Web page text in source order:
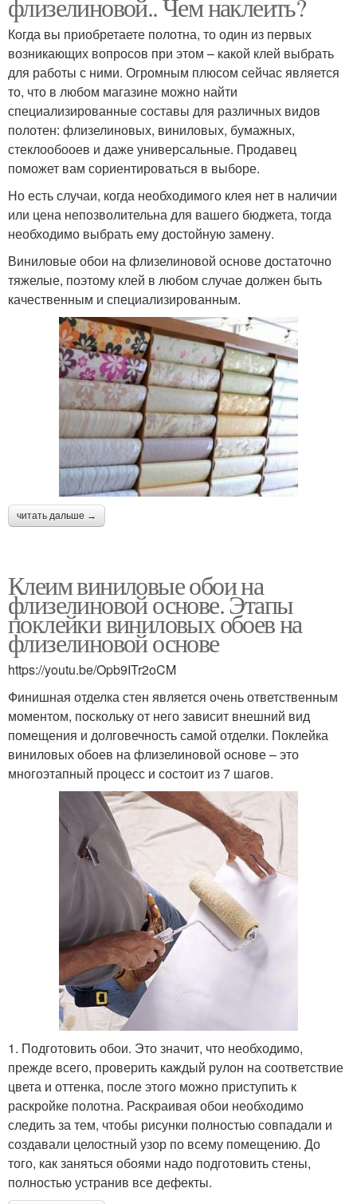
флизелиновой.. Чем наклеить?
Когда вы приобретаете полотна, то один из первых
возникающих вопросов при этом – какой клей выбрать
для работы с ними. Огромным плюсом сейчас является
то, что в любом магазине можно найти
специализированные составы для различных видов
полотен: флизелиновых, виниловых, бумажных,
стеклообооев и даже универсальные. Продавец
поможет вам сориентироваться в выборе.
Но есть случаи, когда необходимого клея нет в наличии
или цена непозволительна для вашего бюджета, тогда
необходимо выбрать ему достойную замену.
Виниловые обои на флизелиновой основе достаточно
тяжелые, поэтому клей в любом случае должен быть
качественным и специализированным.
читать дальше →
Клеим виниловые обои на
флизелиновой основе. Этапы
поклейки виниловых обоев на
флизелиновой основе
https://youtu.be/Opb9ITr2oCM
Финишная отделка стен является очень ответственным
моментом, поскольку от него зависит внешний вид
помещения и долговечность самой отделки. Поклейка
виниловых обоев на флизелиновой основе – это
многоэтапный процесс и состоит из 7 шагов.
1. Подготовить обои. Это значит, что необходимо,
прежде всего, проверить каждый рулон на соответствие
цвета и оттенка, после этого можно приступить к
раскройке полотна. Раскраивая обои необходимо
следить за тем, чтобы рисунки полностью совпадали и
создавали целостный узор по всему помещению. До
того, как заняться обоями надо подготовить стены,
полностью устранив все дефекты.